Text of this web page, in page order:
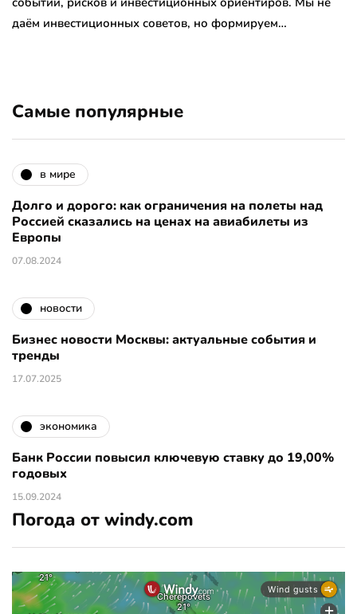
даём инвестиционных советов, но формируем…
Самые популярные
в мире
Долго и дорого: как ограничения на полеты над
Россией сказались на ценах на авиабилеты из
Европы
07.08.2024
новости
Бизнес новости Москвы: актуальные события и
тренды
17.07.2025
экономика
Банк России повысил ключевую ставку до 19,00%
годовых
15.09.2024
Погода от windy.com